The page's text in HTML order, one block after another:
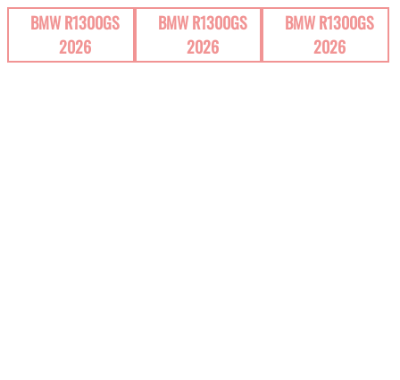
BMW R1300GS
2026
BMW R1300GS
2026
BMW R1300GS
2026